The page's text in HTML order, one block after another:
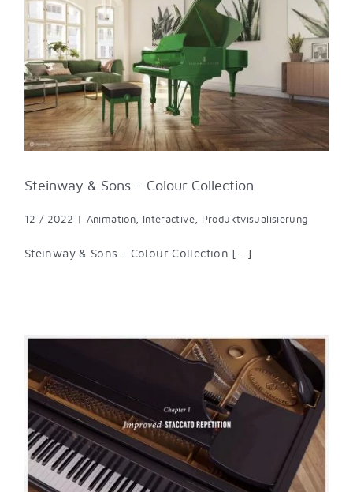
Steinway & Sons – Colour Collection
12 / 2022 | Animation, Interactive, Produktvisualisierung
Steinway & Sons - Colour Collection [...]